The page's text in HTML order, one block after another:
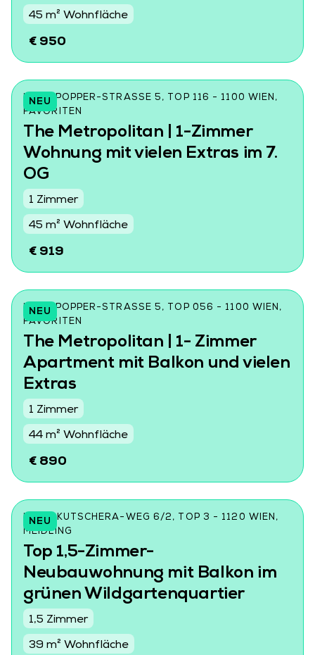
45 m² Wohnfläche
€ 950
NEU
KARL-POPPER-STRASSE 5, TOP 116 - 1100 WIEN, F
AVORITEN
The Metropolitan | 1-Zimmer
Wohnung mit vielen Extras im 7.
OG
1 Zimmer
45 m² Wohnfläche
€ 919
NEU
KARL-POPPER-STRASSE 5, TOP 056 - 1100 WIEN, F
AVORITEN
The Metropolitan | 1- Zimmer
Apartment mit Balkon und vielen
Extras
1 Zimmer
44 m² Wohnfläche
€ 890
NEU
LORE-KUTSCHERA-WEG 6/2, TOP 3 - 1120 WIEN,
MEIDLING
Top 1,5-Zimmer-
Neubauwohnung mit Balkon im
grünen Wildgartenquartier
1,5 Zimmer
39 m² Wohnfläche